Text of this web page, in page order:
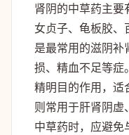
肾阴的中草药主要
女贞子、龟板胶
是最常用的滋阴补
损、精血不足等症
精明目的作用，适
则常用于肝肾阴
中草药时，应避